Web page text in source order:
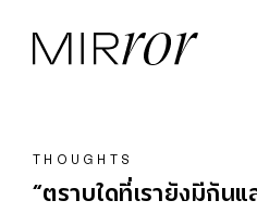
THOUGHTS
“ตราบใดที่เรายังมีกัน